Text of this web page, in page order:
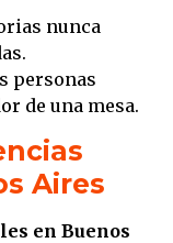
nunca
personas
de una mesa.
Aires
en Buenos